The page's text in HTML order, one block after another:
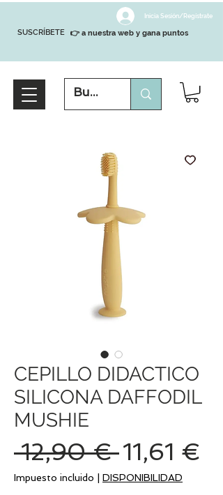
SUSCRÍBETE
Inicia Sesión/Regístrate
👉 a nuestra web y gana puntos
CEPILLO DIDACTICO
SILICONA DAFFODIL
MUSHIE
12,90 € Precio
11,61 €
Impuesto incluido DISPONIBILIDAD